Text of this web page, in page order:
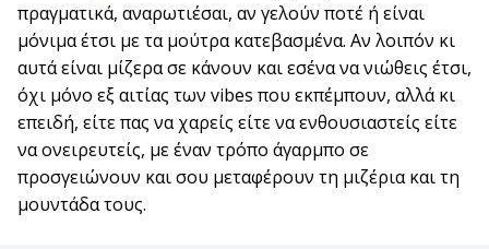
πραγματικά, αναρωτιέσαι, αν γελούν ποτέ ή είναι
μόνιμα έτσι με τα μούτρα κατεβασμένα. Αν λοιπόν κι
αυτά είναι μίζερα σε κάνουν και εσένα να νιώθεις έτσι,
όχι μόνο εξ αιτίας των vibes που εκπέμπουν, αλλά κι
επειδή, είτε πας να χαρείς είτε να ενθουσιαστείς είτε
να ονειρευτείς, με έναν τρόπο άγαρμπο σε
προσγειώνουν και σου μεταφέρουν τη μιζέρια και τη
μουντάδα τους.